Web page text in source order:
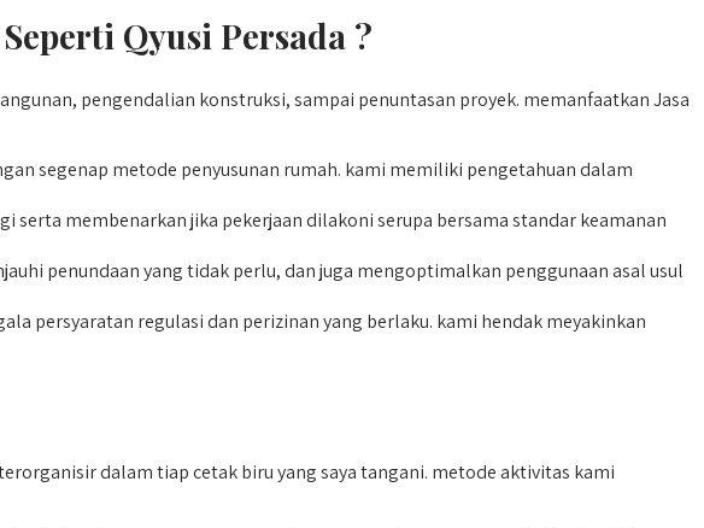
Qyusi Persada ?
pengendalian konstruksi, sampai penuntasan proyek. memanfaatkan Jasa
segenap metode penyusunan rumah. kami memiliki pengetahuan dalam
membenarkan jika pekerjaan dilakoni serupa bersama standar keamanan
penundaan yang tidak perlu, dan juga mengoptimalkan penggunaan asal usul
persyaratan regulasi dan perizinan yang berlaku. kami hendak meyakinkan
dalam tiap cetak biru yang saya tangani. metode aktivitas kami